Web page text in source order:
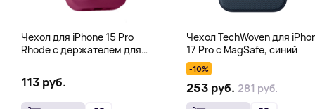
Чехол для iPhone 15 Pro
Rhode с держателем для
113 руб.
Чехол TechWoven для
17 Pro с MagSafe, синий
-10%
253 руб. 281 руб.